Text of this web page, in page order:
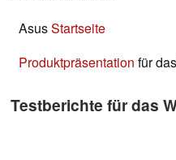
AsusStartseite
Produktpräsentation für
Testberichte für das